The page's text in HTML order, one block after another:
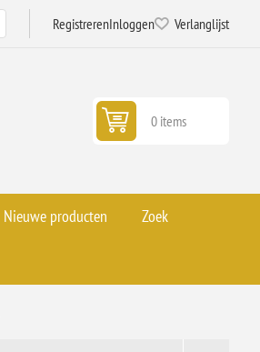
RegistrerenInloggen Verlanglijst
0 items
Nieuwe producten Zoek